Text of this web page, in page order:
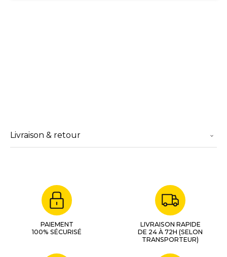
Livraison & retour
PAIEMENT
100% SÉCURISÉ
LIVRAISON RAPIDE
DE 24 À 72H (SELON
TRANSPORTEUR)